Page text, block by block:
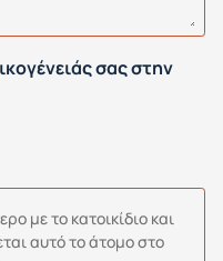
σας στην
με το κατοικίδιο και
αυτό το άτομο στο